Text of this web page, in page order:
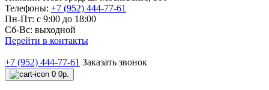
Телефоны: +7 (952) 444-77-61
Пн-Пт: с 9:00 до 18:00
Сб-Вс: выходной
Перейти в контакты
+7 (952) 444-77-61 Заказать звонок
0 0р.